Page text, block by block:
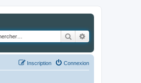
Rechercher
Connexion
Inscription